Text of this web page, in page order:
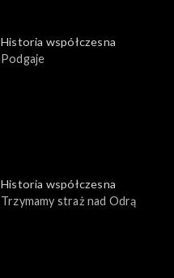
Historia współczesna
Podgaje
Historia współczesna
Trzymamy straż nad Odrą